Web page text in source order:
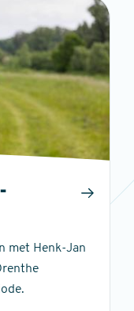
met Henk-Jan